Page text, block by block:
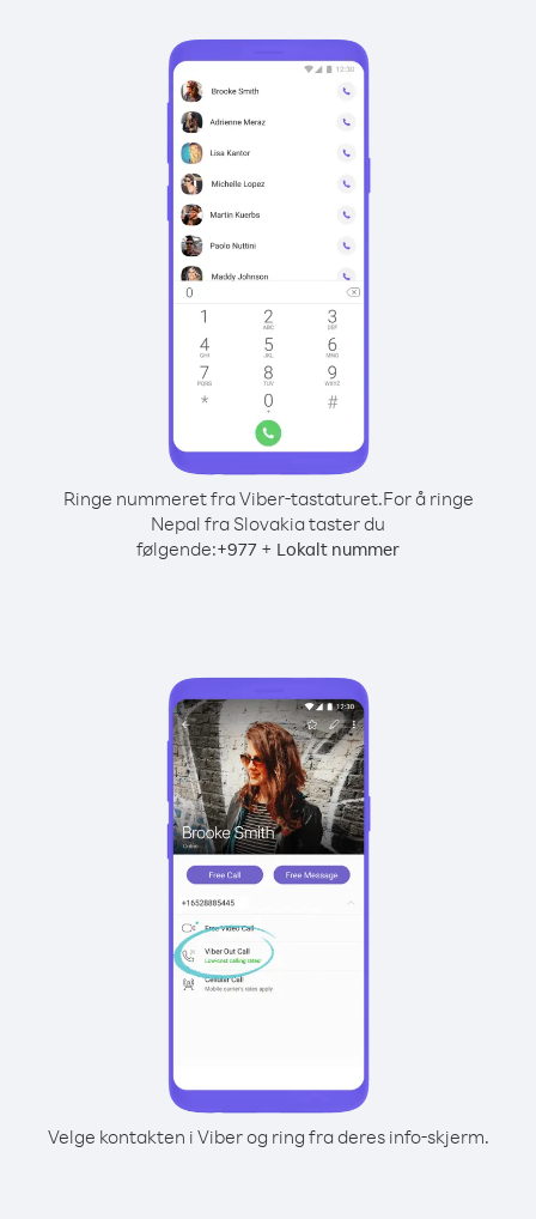
Ringe nummeret fra Viber-tastaturet.For å ringe
Nepal fra Slovakia taster du
følgende:+977 + Lokalt nummer
Velge kontakten i Viber og ring fra deres info-skjerm.